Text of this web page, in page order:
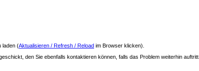
laden (Aktualisieren / Refresh / Reload im Browser klicken).
den Sie ebenfalls kontaktieren können, falls das Problem weiterhin auftritt.